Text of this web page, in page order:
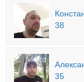
38
35